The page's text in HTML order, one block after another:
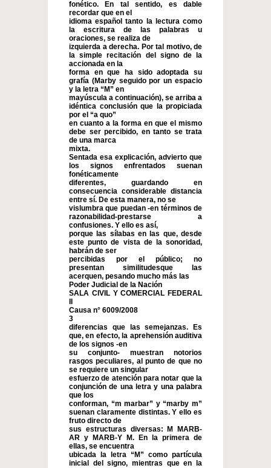
fonético. En tal sentido, es dable
recordar que en el
idioma español tanto la lectura como
la escritura de las palabras u
oraciones, se realiza de
izquierda a derecha. Por tal motivo, de
la simple recitación del signo de la
accionada en la
forma en que ha sido adoptada su
grafía (Marby seguido por un espacio
y la letra “M” en
mayúscula a continuación), se arriba a
idéntica conclusión que la propiciada
por el “a quo”
en cuanto a la forma en que el mismo
debe ser percibido, en tanto se trata
de una marca
mixta.
Sentada esa explicación, advierto que
los signos enfrentados suenan
fonéticamente
diferentes, guardando en
consecuencia considerable distancia
entre sí. De esta manera, no se
vislumbra que puedan -en términos de
razonabilidad-prestarse a
confusiones. Y ello es así,
porque las sílabas en las que, desde
este punto de vista de la sonoridad,
habrán de ser
percibidas por el público; no
presentan similitudesque las
acerquen, pesando mucho más las
Poder Judicial de la Nación
SALA CIVIL Y COMERCIAL FEDERAL
Causa n° 6009/2008
3
diferencias que las semejanzas. Es
que, en efecto, la aprehensión auditiva
de los signos -en
su conjunto- muestran notorios
rasgos peculiares, al punto de que no
se requiere un singular
esfuerzo de atención para notar que la
conjunción de una letra y una palabra
que los
conforman, “m marbar” y “marby m”
suenan claramente distintas. Y ello es
fruto directo de
sus estructuras diversas: M MARB-
AR y MARB-Y M. En la primera de
ellas, se encuentra
ubicada la letra “M” como partícula
inicial del signo, mientras que en la